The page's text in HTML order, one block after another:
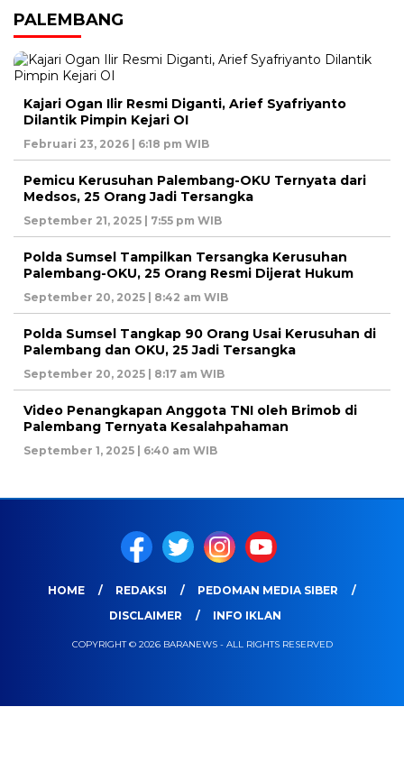
PALEMBANG
Kajari Ogan Ilir Resmi Diganti, Arief Syafriyanto
Dilantik Pimpin Kejari OI
Februari 23, 2026 | 6:18 pm WIB
Pemicu Kerusuhan Palembang-OKU Ternyata dari
Medsos, 25 Orang Jadi Tersangka
September 21, 2025 | 7:55 pm WIB
Polda Sumsel Tampilkan Tersangka Kerusuhan
Palembang-OKU, 25 Orang Resmi Dijerat Hukum
September 20, 2025 | 8:42 am WIB
Polda Sumsel Tangkap 90 Orang Usai Kerusuhan di
Palembang dan OKU, 25 Jadi Tersangka
September 20, 2025 | 8:17 am WIB
Video Penangkapan Anggota TNI oleh Brimob di
Palembang Ternyata Kesalahpahaman
September 1, 2025 | 6:40 am WIB
HOME REDAKSI
PEDOMAN MEDIA SIBER
DISCLAIMER
INFO IKLAN
COPYRIGHT © 2026 BARANEWS - ALL RIGHTS RESERVED